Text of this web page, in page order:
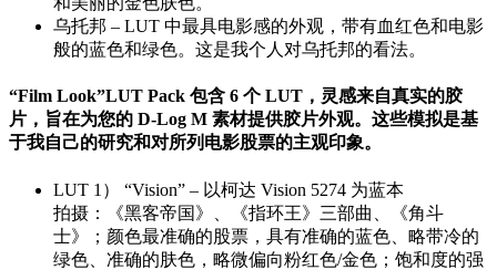
乌托邦 – LUT 中最具电影感的外观，带有血红色和电影
般的蓝色和绿色。这是我个人对乌托邦的看法。
“Film Look”LUT Pack 包含 6 个 LUT，灵感来自真实的胶
片，旨在为您的 D-Log M 素材提供胶片外观。这些模拟是基
于我自己的研究和对所列电影股票的主观印象。
LUT 1） “Vision” – 以柯达 Vision 5274 为蓝本
拍摄：《黑客帝国》、《指环王》三部曲、《角斗
士》；颜色最准确的股票，具有准确的蓝色、略带冷的
绿色、准确的肤色，略微偏向粉红色/金色；饱和度的强